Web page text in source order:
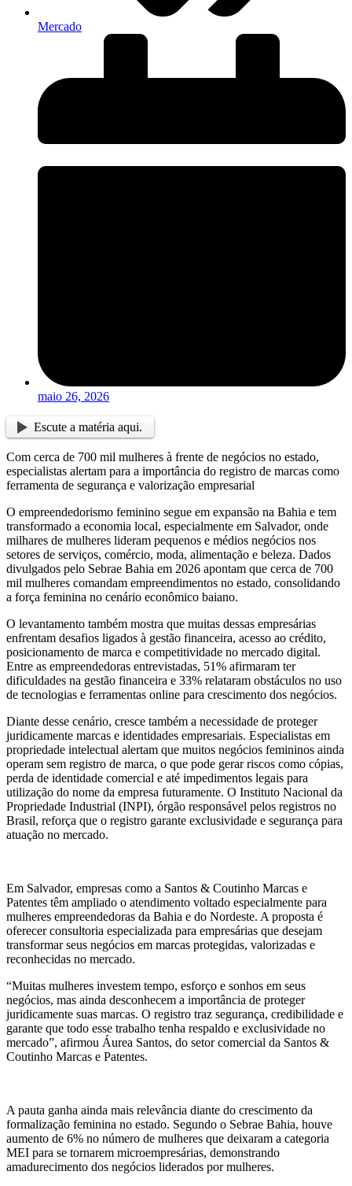
Mercado
maio 26, 2026
Escute a matéria aqui.
Com cerca de 700 mil mulheres à frente de negócios no estado,
especialistas alertam para a importância do registro de marcas como
ferramenta de segurança e valorização empresarial
O empreendedorismo feminino segue em expansão na Bahia e tem
transformado a economia local, especialmente em Salvador, onde
milhares de mulheres lideram pequenos e médios negócios nos
setores de serviços, comércio, moda, alimentação e beleza. Dados
divulgados pelo Sebrae Bahia em 2026 apontam que cerca de 700
mil mulheres comandam empreendimentos no estado, consolidando
a força feminina no cenário econômico baiano.
O levantamento também mostra que muitas dessas empresárias
enfrentam desafios ligados à gestão financeira, acesso ao crédito,
posicionamento de marca e competitividade no mercado digital.
Entre as empreendedoras entrevistadas, 51% afirmaram ter
dificuldades na gestão financeira e 33% relataram obstáculos no uso
de tecnologias e ferramentas online para crescimento dos negócios.
Diante desse cenário, cresce também a necessidade de proteger
juridicamente marcas e identidades empresariais. Especialistas em
propriedade intelectual alertam que muitos negócios femininos ainda
operam sem registro de marca, o que pode gerar riscos como cópias,
perda de identidade comercial e até impedimentos legais para
utilização do nome da empresa futuramente. O Instituto Nacional da
Propriedade Industrial (INPI), órgão responsável pelos registros no
Brasil, reforça que o registro garante exclusividade e segurança para
atuação no mercado.
Em Salvador, empresas como a Santos & Coutinho Marcas e
Patentes têm ampliado o atendimento voltado especialmente para
mulheres empreendedoras da Bahia e do Nordeste. A proposta é
oferecer consultoria especializada para empresárias que desejam
transformar seus negócios em marcas protegidas, valorizadas e
reconhecidas no mercado.
“Muitas mulheres investem tempo, esforço e sonhos em seus
negócios, mas ainda desconhecem a importância de proteger
juridicamente suas marcas. O registro traz segurança, credibilidade e
garante que todo esse trabalho tenha respaldo e exclusividade no
mercado”, afirmou Áurea Santos, do setor comercial da Santos &
Coutinho Marcas e Patentes.
A pauta ganha ainda mais relevância diante do crescimento da
formalização feminina no estado. Segundo o Sebrae Bahia, houve
aumento de 6% no número de mulheres que deixaram a categoria
MEI para se tornarem microempresárias, demonstrando
amadurecimento dos negócios liderados por mulheres.